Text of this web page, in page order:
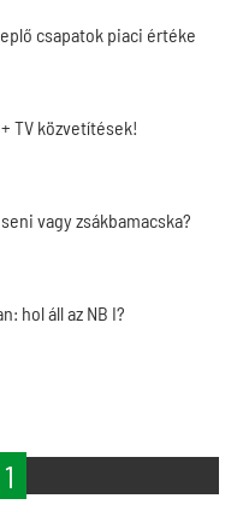
csapatok piaci értéke
TV közvetítések!
vagy zsákbamacska?
hol áll az NB I?